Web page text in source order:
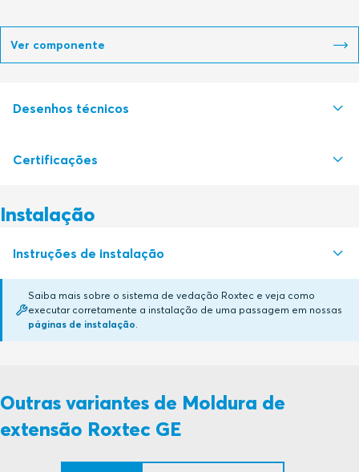
Ver componente
Desenhos técnicos
S1008220 GE FRAME EXTENSION FRAME
Certificações
Autoridade de certificação
Deutsches Institut für Bautechnik, DIBt
Instalação
Instruções de instalação
GE (en) PDF
Saiba mais sobre o sistema de vedação Roxtec e veja como
executar corretamente a instalação de uma passagem em nossas
páginas de instalação.
Outras variantes de Moldura de
extensão Roxtec GE